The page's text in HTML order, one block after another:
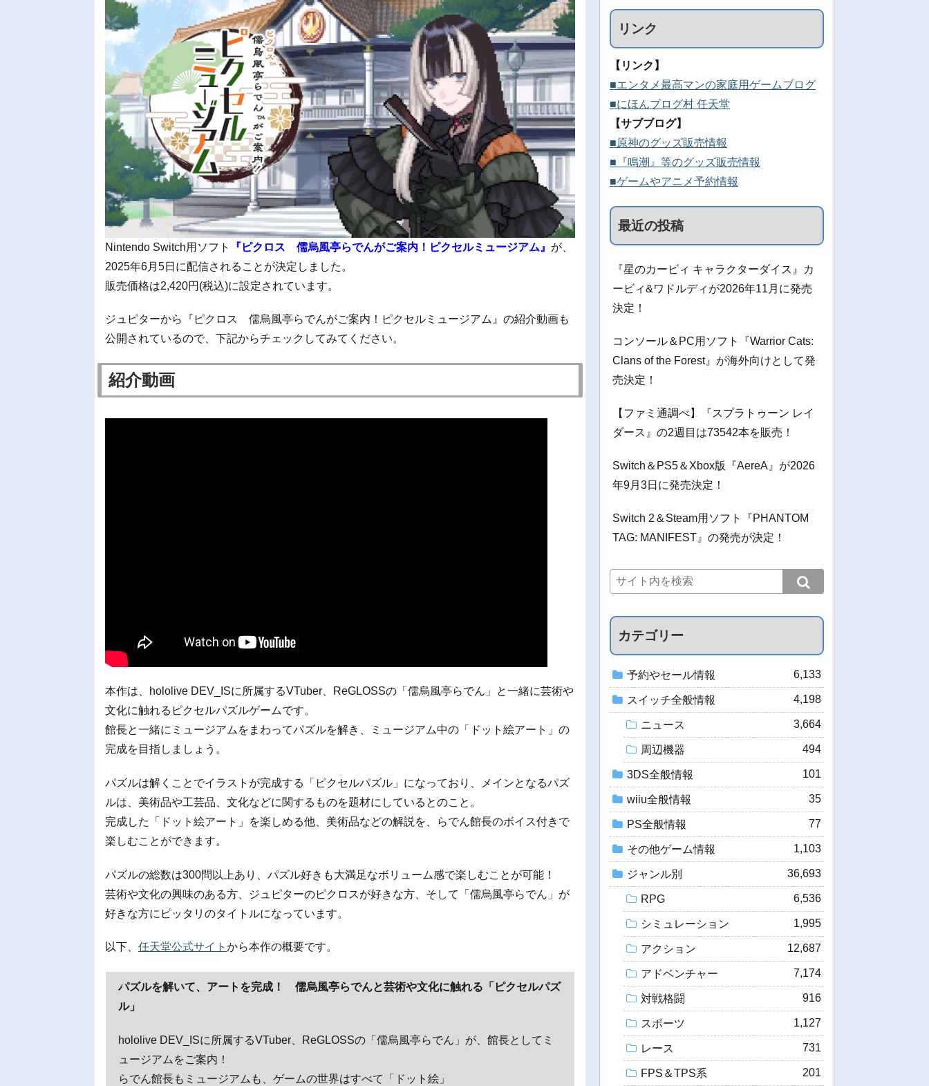
Nintendo Switch用ソフト 『ピクロス 儒烏風亭らでんがご案内！ピクセルミュージアム』 が、
2025年6月5日に配信されることが決定しました。
販売価格は2,420円(税込)に設定されています。
ジュピターから『ピクロス 儒烏風亭らでんがご案内！ピクセルミュージアム』の紹介動画も
公開されているので、下記からチェックしてみてください。
紹介動画
本作は、hololive DEV_ISに所属するVTuber、ReGLOSSの「儒烏風亭らでん」と一緒に芸術や
文化に触れるピクセルパズルゲームです。
館長と一緒にミュージアムをまわってパズルを解き、ミュージアム中の「ドット絵アート」の
完成を目指しましょう。
パズルは解くことでイラストが完成する「ピクセルパズル」になっており、メインとなるパズ
ルは、美術品や工芸品、文化などに関するものを題材にしているとのこと。
完成した「ドット絵アート」を楽しめる他、美術品などの解説を、らでん館長のボイス付きで
楽しむことができます。
パズルの総数は300問以上あり、パズル好きも大満足なボリューム感で楽しむことが可能！
芸術や文化の興味のある方、ジュピターのピクロスが好きな方、そして「儒烏風亭らでん」が
好きな方にピッタリのタイトルになっています。
以下、 任天堂公式サイト から本作の概要です。
パズルを解いて、アートを完成！ 儒烏風亭らでんと芸術や文化に触れる「ピクセルパズ
ル」
hololive DEV_ISに所属するVTuber、ReGLOSSの「儒烏風亭らでん」が、館長としてミ
ュージアムをご案内！
らでん館長もミュージアムも、ゲームの世界はすべて「ドット絵」
リンク
【リンク】
■エンタメ最高マンの家庭用ゲームブログ
■にほんブログ村 任天堂
【サブブログ】
■原神のグッズ販売情報
■『鳴潮』等のグッズ販売情報
■ゲームやアニメ予約情報
最近の投稿
『星のカービィ キャラクターダイス』カ
ービィ&ワドルディが2026年11月に発売
決定！
コンソール＆PC用ソフト『Warrior Cats:
Clans of the Forest』が海外向けとして発
売決定！
【ファミ通調べ】『スプラトゥーン レイ
ダース』の2週目は73542本を販売！
Switch＆PS5＆Xbox版『AereA』が2026
年9月3日に発売決定！
Switch 2＆Steam用ソフト『PHANTOM
TAG: MANIFEST』の発売が決定！
カテゴリー
予約やセール情報 6,133
スイッチ全般情報 4,198
ニュース 3,664
周辺機器 494
3DS全般情報 101
wiiu全般情報 35
PS全般情報 77
その他ゲーム情報 1,103
ジャンル別 36,693
RPG 6,536
シミュレーション 1,995
アクション 12,687
アドベンチャー 7,174
対戦格闘 916
スポーツ 1,127
レース 731
FPS＆TPS系 201